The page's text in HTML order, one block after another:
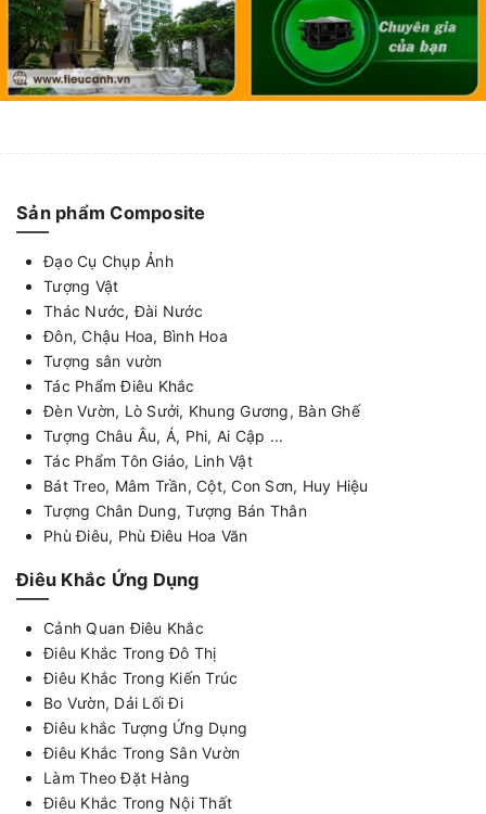
Sản phẩm Composite
Đạo Cụ Chụp Ảnh
Tượng Vật
Thác Nước, Đài Nước
Đôn, Chậu Hoa, Bình Hoa
Tượng sân vườn
Tác Phẩm Điêu Khắc
Đèn Vườn, Lò Sưởi, Khung Gương, Bàn Ghế
Tượng Châu Âu, Á, Phi, Ai Cập ...
Tác Phẩm Tôn Giáo, Linh Vật
Bát Treo, Mâm Trần, Cột, Con Sơn, Huy Hiệu
Tượng Chân Dung, Tượng Bán Thân
Phù Điêu, Phù Điêu Hoa Văn
Điêu Khắc Ứng Dụng
Cảnh Quan Điêu Khắc
Điêu Khắc Trong Đô Thị
Điêu Khắc Trong Kiến Trúc
Bo Vườn, Dải Lối Đi
Điêu khắc Tượng Ứng Dụng
Điêu Khắc Trong Sân Vườn
Làm Theo Đặt Hàng
Điêu Khắc Trong Nội Thất